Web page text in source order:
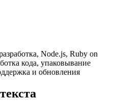
Node.js, Ruby on
кода, упаковывание
и обновления